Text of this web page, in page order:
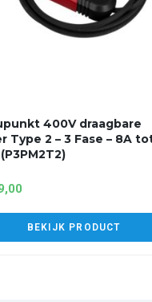
400V draagbare
Type 2 – 3 Fase – 8A
BEKIJK PRODUCT